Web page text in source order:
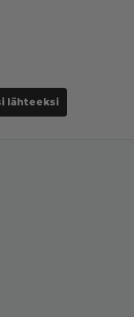
lähteeksi